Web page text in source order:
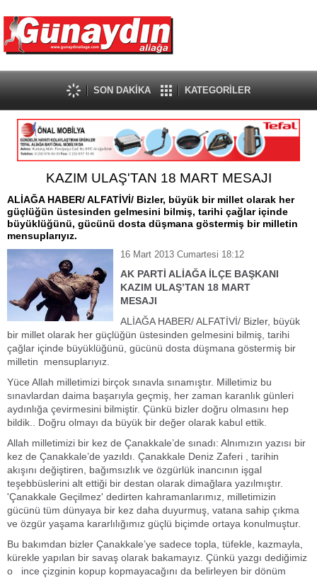
SON DAKİKA KATEGORİLER
KAZIM ULAŞ'TAN 18 MART MESAJI
ALİAĞA HABER/ ALFATİVİ/ Bizler, büyük bir millet olarak her
güçlüğün üstesinden gelmesini bilmiş, tarihi çağlar içinde
büyüklüğünü, gücünü dosta düşmana göstermiş bir milletin
mensuplarıyız.
16 Mart 2013 Cumartesi 18:12
AK PARTİ ALİAĞA İLÇE BAŞKANI
KAZIM ULAŞ’TAN 18 MART
MESAJI
ALİAĞA HABER/ ALFATİVİ/ Bizler, büyük
bir millet olarak her güçlüğün üstesinden gelmesini bilmiş, tarihi
çağlar içinde büyüklüğünü, gücünü dosta düşmana göstermiş bir
milletin mensuplarıyız.
Yüce Allah milletimizi birçok sınavla sınamıştır. Milletimiz bu
sınavlardan daima başarıyla geçmiş, her zaman karanlık günleri
aydınlığa çevirmesini bilmiştir. Çünkü bizler doğru olmasını hep
bildik.. Doğru olmayı da büyük bir değer olarak kabul ettik.
Allah milletimizi bir kez de Çanakkale’de sınadı: Alnımızın yazısı bir
kez de Çanakkale’de yazıldı. Çanakkale Deniz Zaferi , tarihin
akışını değiştiren, bağımsızlık ve özgürlük inancının işgal
teşebbüslerini alt ettiği bir destan olarak dimağlara yazılmıştır.
'Çanakkale Geçilmez' dedirten kahramanlarımız, milletimizin
gücünü tüm dünyaya bir kez daha duyurmuş, vatana sahip çıkma
ve özgür yaşama kararlılığımız güçlü biçimde ortaya konulmuştur.
Bu bakımdan bizler Çanakkale’ye sadece topla, tüfekle, kazmayla,
kürekle yapılan bir savaş olarak bakamayız. Çünkü yazgı dediğimiz
o ince çizginin kopup kopmayacağını da belirleyen bir dönüm